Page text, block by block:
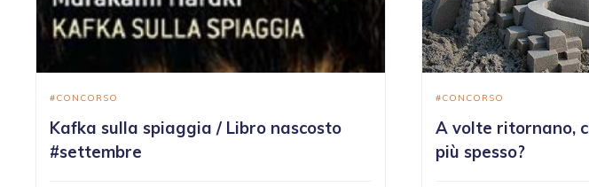
CONCORSO
Kafka sulla spiaggia / Libro nascosto
#settembre
CONCORSO
A volte ritornano,
più spesso?